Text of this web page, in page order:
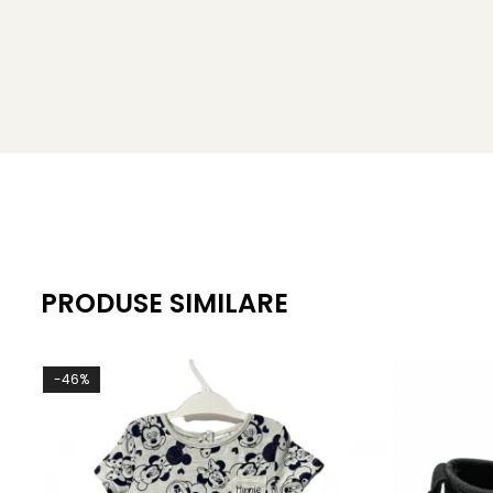
PRODUSE SIMILARE
-46%